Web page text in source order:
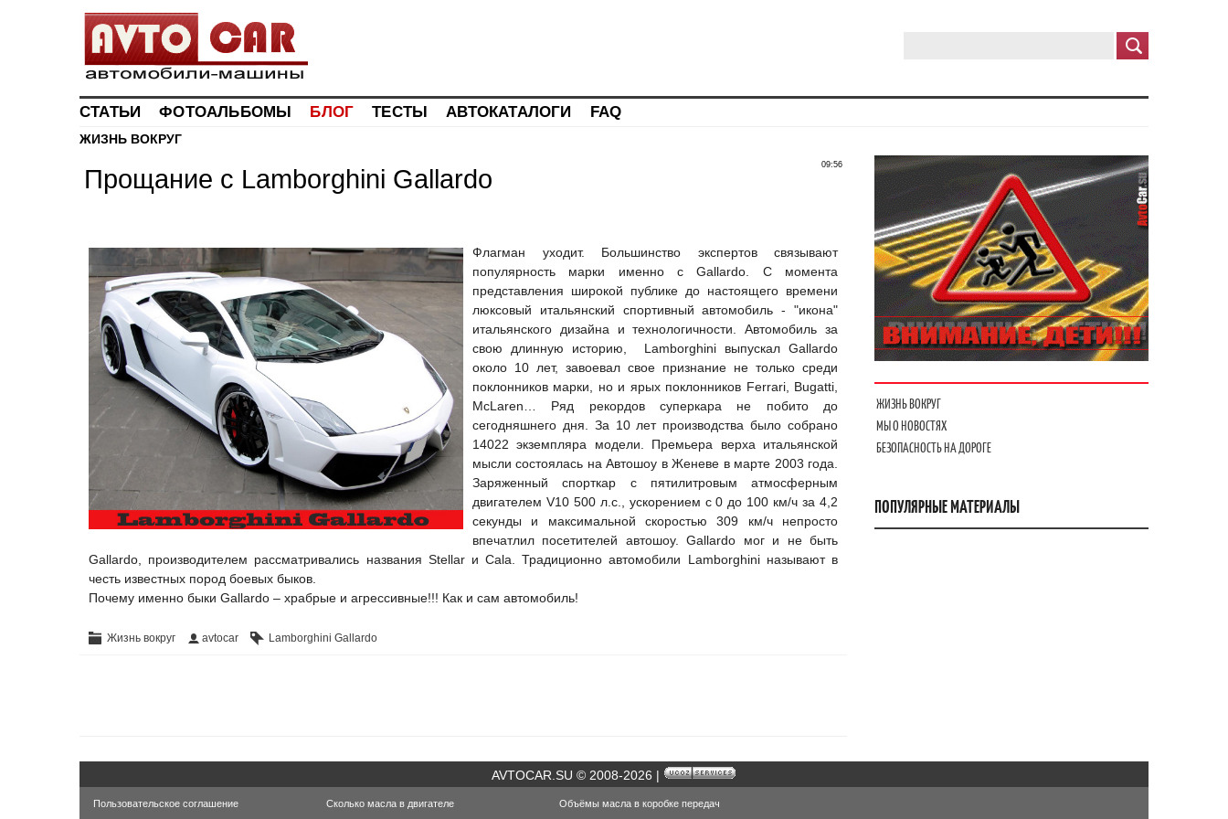
СТАТЬИ ФОТОАЛЬБОМЫ БЛОГ ТЕСТЫ АВТОКАТАЛОГИ FAQ
ЖИЗНЬ ВОКРУГ
09:56
Прощание с Lamborghini Gallardo
Флагман уходит. Большинство экспертов связывают
популярность марки именно с Gallardo. С момента
представления широкой публике до настоящего времени
люксовый итальянский спортивный автомобиль - "икона"
итальянского дизайна и технологичности. Автомобиль за
свою длинную историю, Lamborghini выпускал Gallardo
около 10 лет, завоевал свое признание не только среди
поклонников марки, но и ярых поклонников Ferrari, Bugatti,
McLaren… Ряд рекордов суперкара не побито до
сегодняшнего дня. За 10 лет производства было собрано
14022 экземпляра модели. Премьера верха итальянской
мысли состоялась на Автошоу в Женеве в марте 2003 года.
Заряженный спорткар с пятилитровым атмосферным
двигателем V10 500 л.с., ускорением с 0 до 100 км/ч за 4,2
секунды и максимальной скоростью 309 км/ч непросто
впечатлил посетителей автошоу. Gallardo мог и не быть
Gallardo, производителем рассматривались названия Stellar и Cala. Традиционно автомобили Lamborghini называют в
честь известных пород боевых быков.
Почему именно быки Gallardo – храбрые и агрессивные!!! Как и сам автомобиль!
Жизнь вокруг avtocar Lamborghini Gallardo
ЖИЗНЬ ВОКРУГ
МЫ О НОВОСТЯХ
БЕЗОПАСНОСТЬ НА ДОРОГЕ
ПОПУЛЯРНЫЕ МАТЕРИАЛЫ
AVTOCAR.SU © 2008-2026 |
Пользовательское соглашение Сколько масла в двигателе Объёмы масла в коробке передач